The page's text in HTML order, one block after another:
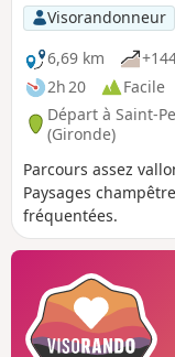
prairies, peu de
par une bonne côte,
cependant qu'au
Visorandonneur
6,69 km
2h 20
Facile
Départ à Saint-
(Gironde)
Parcours assez
Paysages
fréquentées.